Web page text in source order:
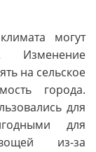
могут
Изменение
на сельское
города.
для
для
из-за